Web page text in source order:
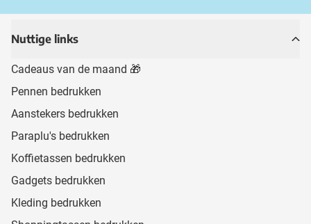
Nuttige links
Cadeaus van de maand 🎁
Pennen bedrukken
Aanstekers bedrukken
Paraplu's bedrukken
Koffietassen bedrukken
Gadgets bedrukken
Kleding bedrukken